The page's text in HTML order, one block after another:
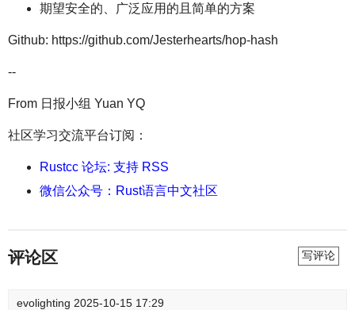
期望安全的、广泛应用的且简单的方案
Github: https://github.com/Jesterhearts/hop-hash
--
From 日报小组 Yuan YQ
社区学习交流平台订阅：
Rustcc 论坛: 支持 RSS
微信公众号：Rust语言中文社区
评论区 写评论
evolighting 2025-10-15 17:29